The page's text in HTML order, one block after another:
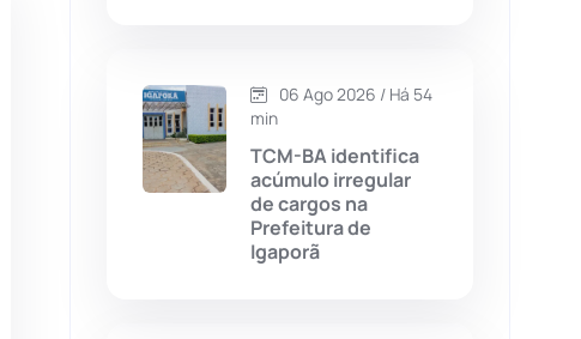
Caturama
Chapada Diamantina (430)
06 Ago 2026 / Há 54
min
TCM-BA identifica
acúmulo irregular
de cargos na
Prefeitura de
Igaporã